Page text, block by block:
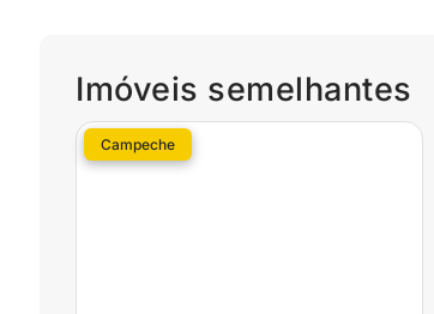
Imóveis semelhantes
Campeche